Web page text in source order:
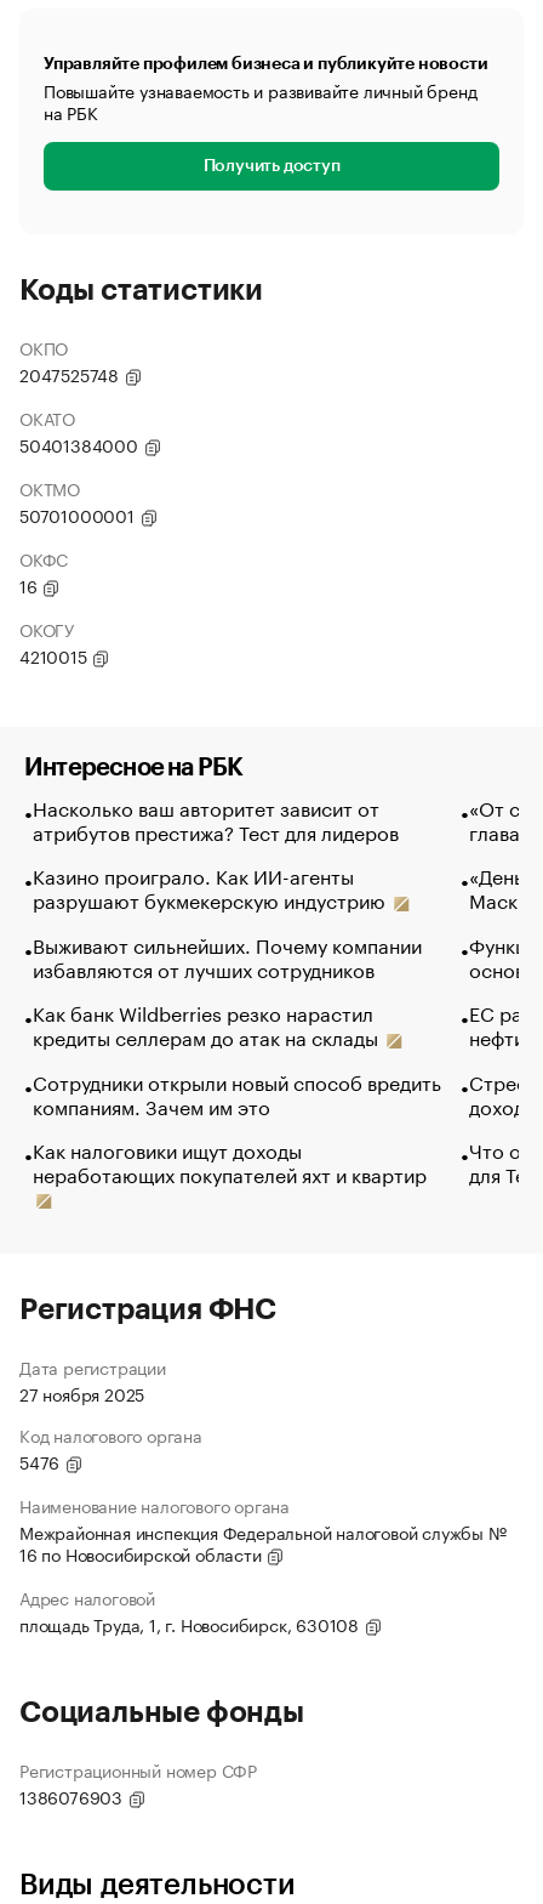
Управляйте профилем бизнеса и публикуйте новости
Повышайте узнаваемость и развивайте личный бренд
на РБК
Получить доступ
Коды статистики
ОКПО
2047525748
ОКАТО
50401384000
ОКТМО
50701000001
ОКФС
16
ОКОГУ
4210015
Интересное на РБК
Насколько ваш авторитет зависит от
атрибутов престижа? Тест для лидеров
Казино проиграло. Как ИИ-агенты
разрушают букмекерскую индустрию
Выживают сильнейших. Почему компании
избавляются от лучших сотрудников
Как банк Wildberries резко нарастил
кредиты селлерам до атак на склады
Сотрудники открыли новый способ вредить
компаниям. Зачем им это
Как налоговики ищут доходы
неработающих покупателей яхт и квартир
«От
глава
Маск в
основ
ЕС
нефти
Что
для
Регистрация ФНС
Дата регистрации
27 ноября 2025
Код налогового органа
5476
Наименование налогового органа
Межрайонная инспекция Федеральной налоговой службы №
16 по Новосибирской области
Адрес налоговой
площадь Труда, 1, г. Новосибирск, 630108
Социальные фонды
Регистрационный номер СФР
1386076903
Виды деятельности